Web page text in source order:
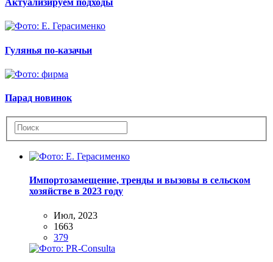
Актуализируем подходы
Гулянья по-казачьи
Парад новинок
Импортозамещение, тренды и вызовы в сельском
хозяйстве в 2023 году
Июл, 2023
1663
379